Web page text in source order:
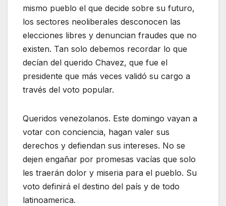
mismo pueblo el que decide sobre su futuro,
los sectores neoliberales desconocen las
elecciones libres y denuncian fraudes que no
existen. Tan solo debemos recordar lo que
decían del querido Chavez, que fue el
presidente que más veces validó su cargo a
través del voto popular.
Queridos venezolanos. Este domingo vayan a
votar con conciencia, hagan valer sus
derechos y defiendan sus intereses. No se
dejen engañar por promesas vacías que solo
les traerán dolor y miseria para el pueblo. Su
voto definirá el destino del país y de todo
latinoamerica.